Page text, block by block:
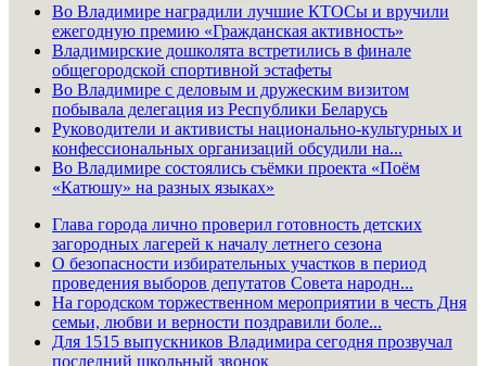
Во Владимире наградили лучшие КТОСы и вручили
ежегодную премию «Гражданская активность»
Владимирские дошколята встретились в финале
общегородской спортивной эстафеты
Во Владимире с деловым и дружеским визитом
побывала делегация из Республики Беларусь
Руководители и активисты национально-культурных и
конфессиональных организаций обсудили на...
Во Владимире состоялись съёмки проекта «Поём
«Катюшу» на разных языках»
Глава города лично проверил готовность детских
загородных лагерей к началу летнего сезона
О безопасности избирательных участков в период
проведения выборов депутатов Совета народн...
На городском торжественном мероприятии в честь Дня
семьи, любви и верности поздравили боле...
Для 1515 выпускников Владимира сегодня прозвучал
последний школьный звонок